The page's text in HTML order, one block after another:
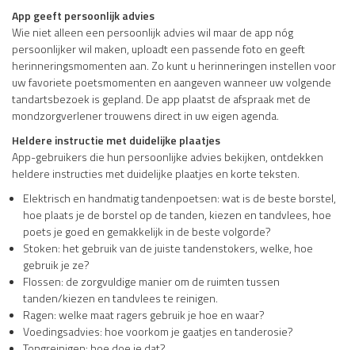
App geeft persoonlijk advies
Wie niet alleen een persoonlijk advies wil maar de app nóg
persoonlijker wil maken, uploadt een passende foto en geeft
herinneringsmomenten aan. Zo kunt u herinneringen instellen voor
uw favoriete poetsmomenten en aangeven wanneer uw volgende
tandartsbezoek is gepland. De app plaatst de afspraak met de
mondzorgverlener trouwens direct in uw eigen agenda.
Heldere instructie met duidelijke plaatjes
App-gebruikers die hun persoonlijke advies bekijken, ontdekken
heldere instructies met duidelijke plaatjes en korte teksten.
Elektrisch en handmatig tandenpoetsen: wat is de beste borstel,
hoe plaats je de borstel op de tanden, kiezen en tandvlees, hoe
poets je goed en gemakkelijk in de beste volgorde?
Stoken: het gebruik van de juiste tandenstokers, welke, hoe
gebruik je ze?
Flossen: de zorgvuldige manier om de ruimten tussen
tanden/kiezen en tandvlees te reinigen.
Ragen: welke maat ragers gebruik je hoe en waar?
Voedingsadvies: hoe voorkom je gaatjes en tanderosie?